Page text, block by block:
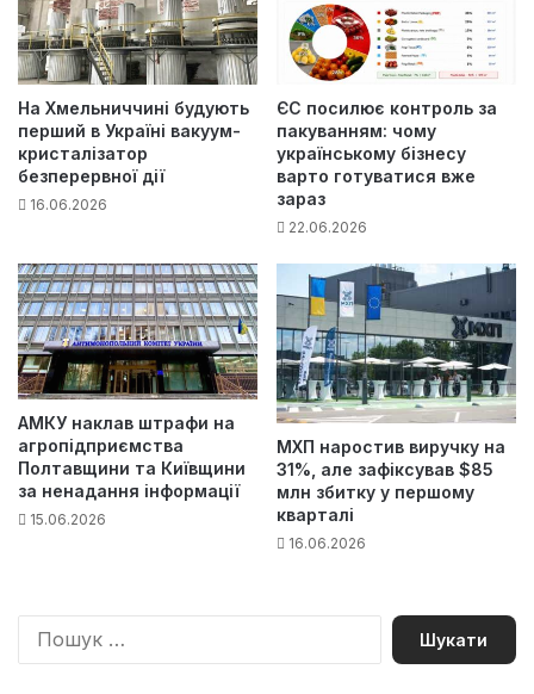
На Хмельниччині будують
перший в Україні вакуум-
кристалізатор
безперервної дії
16.06.2026
ЄС посилює контроль за
пакуванням: чому
українському бізнесу
варто готуватися вже
зараз
22.06.2026
АМКУ наклав штрафи на
агропідприємства
Полтавщини та Київщини
за ненадання інформації
15.06.2026
МХП наростив виручку на
31%, але зафіксував $85
млн збитку у першому
кварталі
16.06.2026
П